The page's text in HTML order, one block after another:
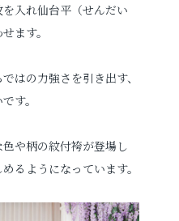
入れ仙台平（せんだい
ます。
はの力強さを引き出す、
す。
や柄の紋付袴が登場し
るようになっています。